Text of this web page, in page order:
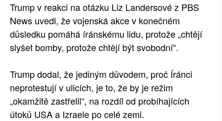
Trump v reakci na otázku Liz Landersové z PBS
News uvedl, že vojenská akce v konečném
důsledku pomáhá íránskému lidu, protože „chtějí
slyšet bomby, protože chtějí být svobodní“.
Trump dodal, že jediným důvodem, proč Íránci
neprotestují v ulicích, je to, že by je režim
„okamžitě zastřelil“, na rozdíl od probíhajících
útoků USA a Izraele po celé zemi.